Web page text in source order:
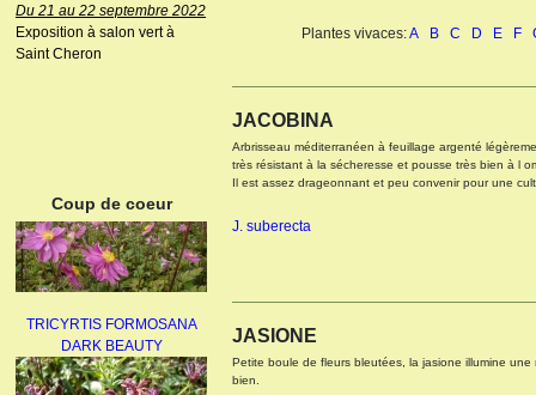
Exposition à salon vert à
Saint Cheron
Coup de coeur
TRICYRTIS FORMOSANA
DARK BEAUTY
Plantes vivaces:A B C D E F
JACOBINA
Arbrisseau méditerranéen à feuillage argenté
très résistant à la sécheresse et pousse très bien à l
Il est assez drageonnant et peu convenir pour une
J. suberecta
JASIONE
Petite boule de fleurs bleutées, la jasione illumine
bien.